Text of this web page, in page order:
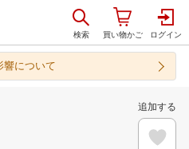
響について
追加する